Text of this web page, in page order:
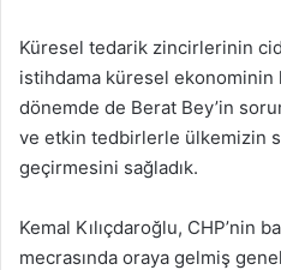
Küresel tedarik zincirlerinin
istihdama küresel ekonominin
dönemde de Berat Bey’in
ve etkin tedbirlerle ülkemizin
geçirmesini sağladık.
Kemal Kılıçdaroğlu, CHP’nin
mecrasında oraya gelmiş